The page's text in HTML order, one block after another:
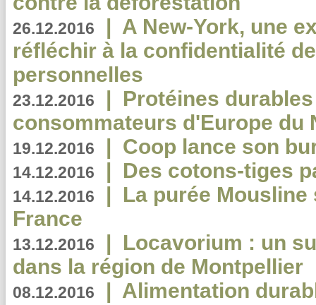
26.12.2016 | A New-York, une
réfléchir à la confidentialité
personnelles
23.12.2016 | Protéines
consommateurs d'Europe du
19.12.2016 | Coop lance son
14.12.2016 | Des cotons-tiges
14.12.2016 | La purée
France
13.12.2016 | Locavorium : un
dans la région de Montpellier
08.12.2016 | Alimentation